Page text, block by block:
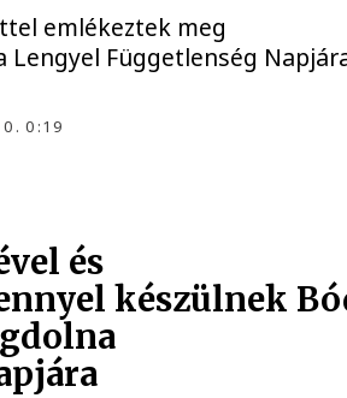
emlékeztek meg
Lengyel Függetlenség
0:19
és
készülnek